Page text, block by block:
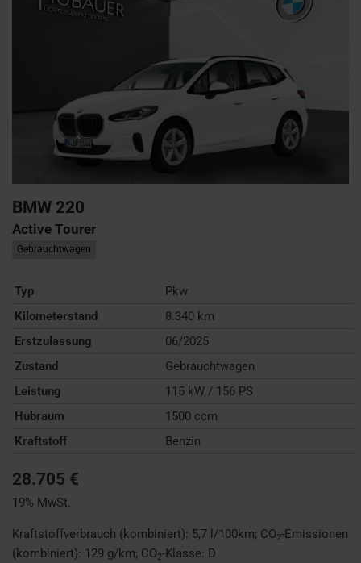
BMW 220
Active Tourer
Gebrauchtwagen
Typ
Pkw
Kilometerstand
8.340 km
Erstzulassung
06/2025
Zustand
Gebrauchtwagen
Leistung
115 kW / 156 PS
Hubraum
1500 ccm
Kraftstoff
Benzin
28.705 €
19% MwSt.
Kraftstoffverbrauch (kombiniert): 5,7 l/100km; CO2-Emissionen
(kombiniert): 129 g/km; CO2-Klasse: D